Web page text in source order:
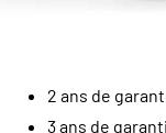
2 ans de
3 ans de